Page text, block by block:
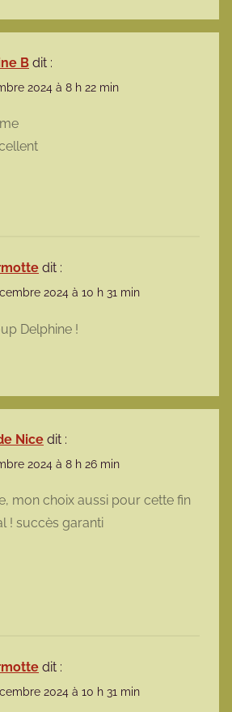
B dit :
2024 à 8 h 22 min
dit :
2024 à 10 h 31 min
Delphine !
Nice dit :
2024 à 8 h 26 min
mon choix aussi pour cette fin
! succès garanti
dit :
2024 à 10 h 31 min